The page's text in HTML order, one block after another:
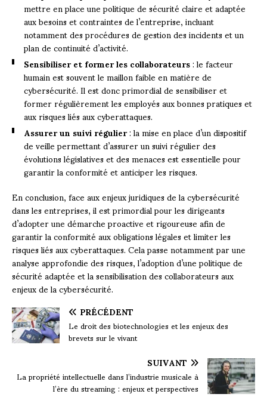
mettre en place une politique de sécurité claire et adaptée
aux besoins et contraintes de l’entreprise, incluant
notamment des procédures de gestion des incidents et un
plan de continuité d’activité.
Sensibiliser et former les collaborateurs: le facteur
humain est souvent le maillon faible en matière de
cybersécurité. Il est donc primordial de sensibiliser et
former régulièrement les employés aux bonnes pratiques et
aux risques liés aux cyberattaques.
Assurer un suivi régulier: la mise en place d’un dispositif
de veille permettant d’assurer un suivi régulier des
évolutions législatives et des menaces est essentielle pour
garantir la conformité et anticiper les risques.
En conclusion, face aux enjeux juridiques de la cybersécurité
dans les entreprises, il est primordial pour les dirigeants
d’adopter une démarche proactive et rigoureuse afin de
garantir la conformité aux obligations légales et limiter les
risques liés aux cyberattaques. Cela passe notamment par une
analyse approfondie des risques, l’adoption d’une politique de
sécurité adaptée et la sensibilisation des collaborateurs aux
enjeux de la cybersécurité.
PRÉCÉDENT
Le droit des biotechnologies et les enjeux des
brevets sur le vivant
SUIVANT
La propriété intellectuelle dans l’industrie musicale à
l’ère du streaming : enjeux et perspectives